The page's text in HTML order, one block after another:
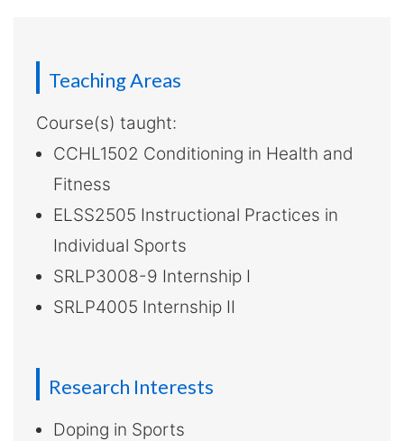
Teaching Areas
Course(s) taught:
CCHL1502 Conditioning in Health and
Fitness
ELSS2505 Instructional Practices in
Individual Sports
SRLP3008-9 Internship I
SRLP4005 Internship II
Research Interests
Doping in Sports